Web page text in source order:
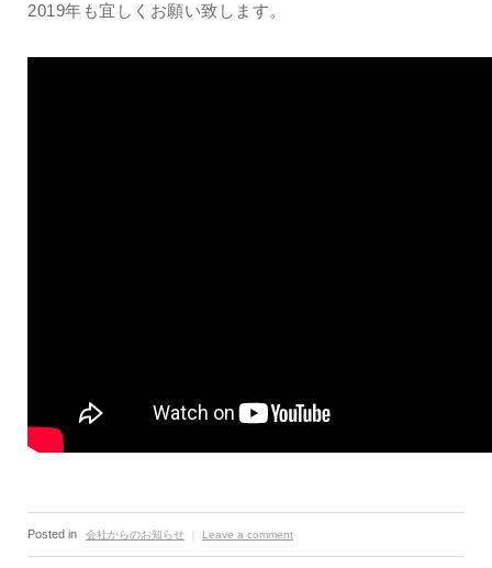
2019年も宜しくお願い致します。
Posted in 会社からのお知らせ Leave a comment